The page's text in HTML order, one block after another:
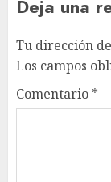
Deja una
Tu dirección
Los campos
Comentario *